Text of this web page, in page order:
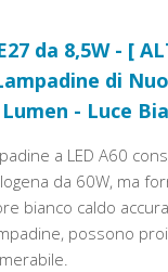
da 8,5W - [
di
- Luce
a LED A60
da 60W, ma
bianco caldo
possono